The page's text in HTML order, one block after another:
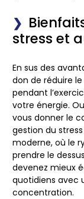
stress et
En sus des
don de réduire le
pendant
votre énergie.
vous donner le
gestion du
moderne, où le
prendre le
devenez mieux
quotidiens avec
concentration.